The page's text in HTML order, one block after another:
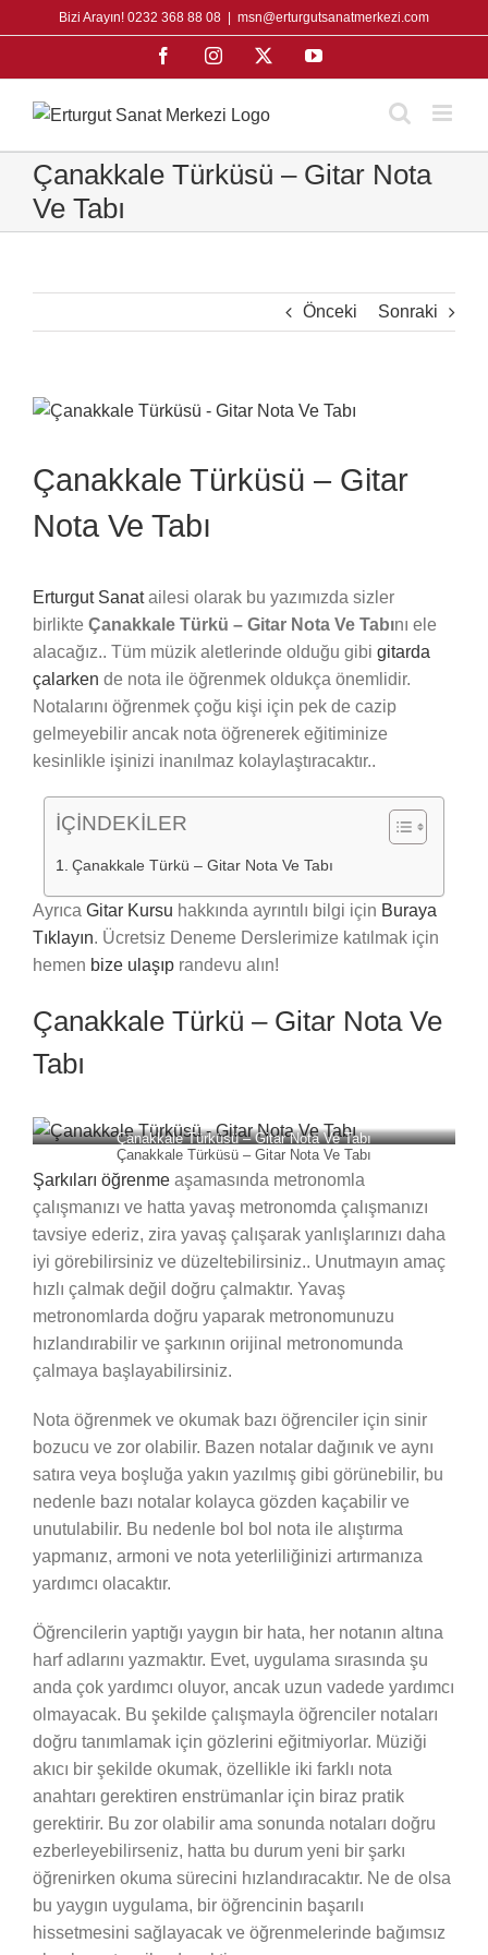
to
Bizi Arayın! 0232 368 88 08 msn@erturgutsanatmerkezi.com
FacebookInstagram YouTube
Çanakkale Türküsü – Gitar Nota
Ve Tabı
Önceki Sonraki
View
Çanakkale Türküsü – Gitar
Nota Ve Tabı
Erturgut Sanatailesi olarak bu yazımızda sizler
birlikte Çanakkale Türkü – Gitar Nota Ve Tabını ele
alacağız.. Tüm müzik aletlerinde olduğu gibi gitarda
çalarken de nota ile öğrenmek oldukça önemlidir.
Notalarını öğrenmek çoğu kişi için pek de cazip
gelmeyebilir ancak nota öğrenerek eğitiminize
kesinlikle işinizi inanılmaz kolaylaştıracaktır..
İÇİNDEKİLER
Çanakkale Türkü – Gitar Nota Ve Tabı
Ayrıca Gitar Kursu hakkında ayrıntılı bilgi için Buraya
Tıklayın. Ücretsiz Deneme Derslerimize katılmak için
hemen bize ulaşıp randevu alın!
Çanakkale Türkü – Gitar Nota Ve
Tabı
Çanakkale Türküsü – Gitar Nota Ve Tabı
Çanakkale Türküsü – Gitar Nota Ve Tabı
Şarkıları öğrenme aşamasında metronomla
çalışmanızı ve hatta yavaş metronomda çalışmanızı
tavsiye ederiz, zira yavaş çalışarak yanlışlarınızı daha
iyi görebilirsiniz ve düzeltebilirsiniz.. Unutmayın amaç
hızlı çalmak değil doğru çalmaktır. Yavaş
metronomlarda doğru yaparak metronomunuzu
hızlandırabilir ve şarkının orijinal metronomunda
çalmaya başlayabilirsiniz.
Nota öğrenmek ve okumak bazı öğrenciler için sinir
bozucu ve zor olabilir. Bazen notalar dağınık ve aynı
satıra veya boşluğa yakın yazılmış gibi görünebilir, bu
nedenle bazı notalar kolayca gözden kaçabilir ve
unutulabilir. Bu nedenle bol bol nota ile alıştırma
yapmanız, armoni ve nota yeterliliğinizi artırmanıza
yardımcı olacaktır.
Öğrencilerin yaptığı yaygın bir hata, her notanın altına
harf adlarını yazmaktır. Evet, uygulama sırasında şu
anda çok yardımcı oluyor, ancak uzun vadede yardımcı
olmayacak. Bu şekilde çalışmayla öğrenciler notaları
doğru tanımlamak için gözlerini eğitmiyorlar. Müziği
akıcı bir şekilde okumak, özellikle iki farklı nota
anahtarı gerektiren enstrümanlar için biraz pratik
gerektirir. Bu zor olabilir ama sonunda notaları doğru
ezberleyebilirseniz, hatta bu durum yeni bir şarkı
öğrenirken okuma sürecini hızlandıracaktır. Ne de olsa
bu yaygın uygulama, bir öğrencinin başarılı
hissetmesini sağlayacak ve öğrenmelerinde bağımsız